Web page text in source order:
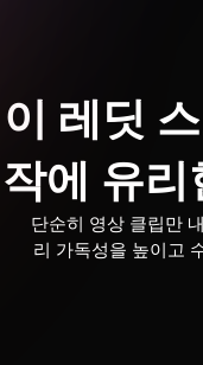
이 레딧
에 유리
단순히 영상 클립만
리 가독성을 높이고